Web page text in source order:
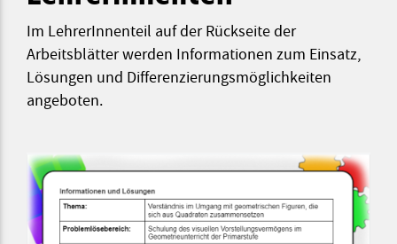
Im LehrerInnenteil auf der Rückseite der
Arbeitsblätter werden Informationen zum Einsatz,
Lösungen und Differenzierungsmöglichkeiten
angeboten.